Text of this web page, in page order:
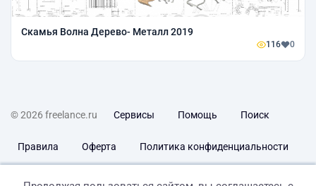
Скамья Волна Дерево- Металл 2019
116 0
© 2026 freelance.ru Сервисы Помощь Поиск
Правила Оферта Политика конфиденциальности